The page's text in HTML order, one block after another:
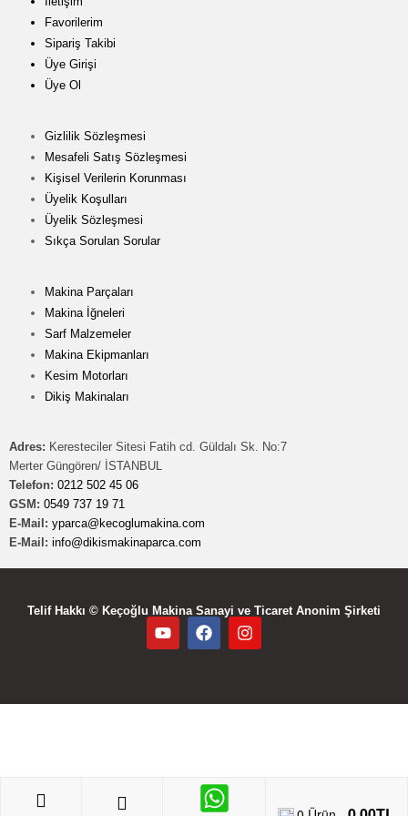
Favorilerim
Sipariş Takibi
Üye Girişi
Üye Ol
Gizlilik Sözleşmesi
Mesafeli Satış Sözleşmesi
Kişisel Verilerin Korunması
Üyelik Koşulları
Üyelik Sözleşmesi
Sıkça Sorulan Sorular
Makina Parçaları
Makina İğneleri
Sarf Malzemeler
Makina Ekipmanları
Kesim Motorları
Dikiş Makinaları
Adres: Keresteciler Sitesi Fatih cd. Güldalı Sk. No:7
Merter Güngören/ İSTANBUL
Telefon: 0212 502 45 06
GSM: 0549 737 19 71
E-Mail: yparca@kecoglumakina.com
E-Mail: info@dikismakinaparca.com
Telif Hakkı © Keçoğlu Makina Sanayi ve Ticaret Anonim Şirketi